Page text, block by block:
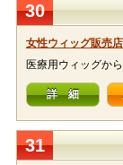
30
女性ウィッグ販売
医療用ウィッグか
詳 細
31